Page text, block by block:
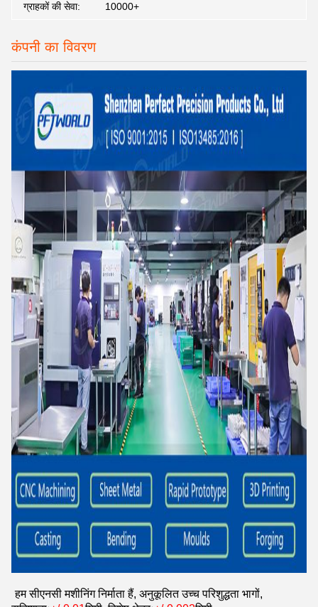
ग्राहकों की सेवा: 10000+
कंपनी का विवरण
हम सीएनसी मशीनिंग निर्माता हैं, अनुकूलित उच्च परिशुद्धता भागों,